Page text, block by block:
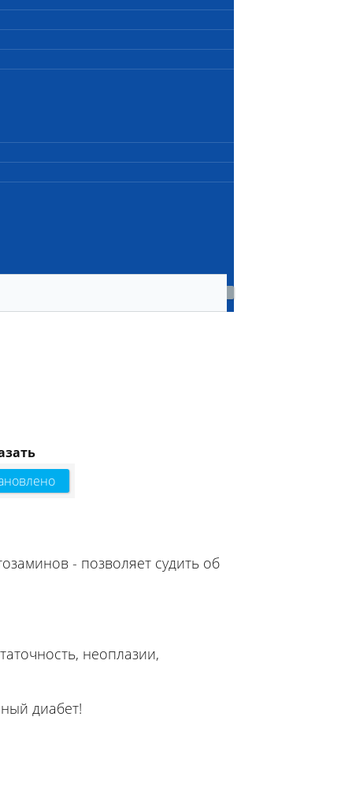
- позволяет судить об
неоплазии,
диабет!